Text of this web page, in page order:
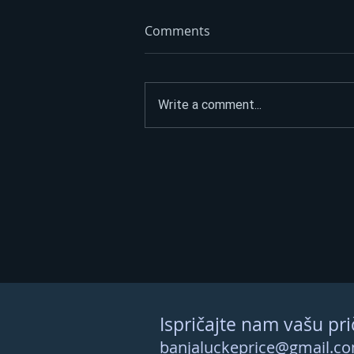
Comments
Write a comment...
Ispričajte nam vašu